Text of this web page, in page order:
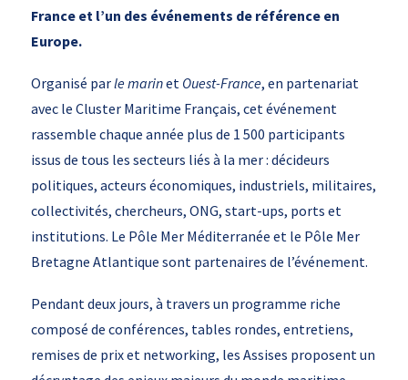
France et l’un des événements de référence en
Europe.
Organisé parle marinet Ouest-France, en partenariat
avec le Cluster Maritime Français, cet événement
rassemble chaque année plus de 1 500 participants
issus de tous les secteurs liés à la mer : décideurs
politiques, acteurs économiques, industriels, militaires,
collectivités, chercheurs, ONG, start-ups, ports et
institutions. Le Pôle Mer Méditerranée et le Pôle Mer
Bretagne Atlantique sont partenaires de l’événement.
Pendant deux jours, à travers un programme riche
composé de conférences, tables rondes, entretiens,
remises de prix et networking, les Assises proposent un